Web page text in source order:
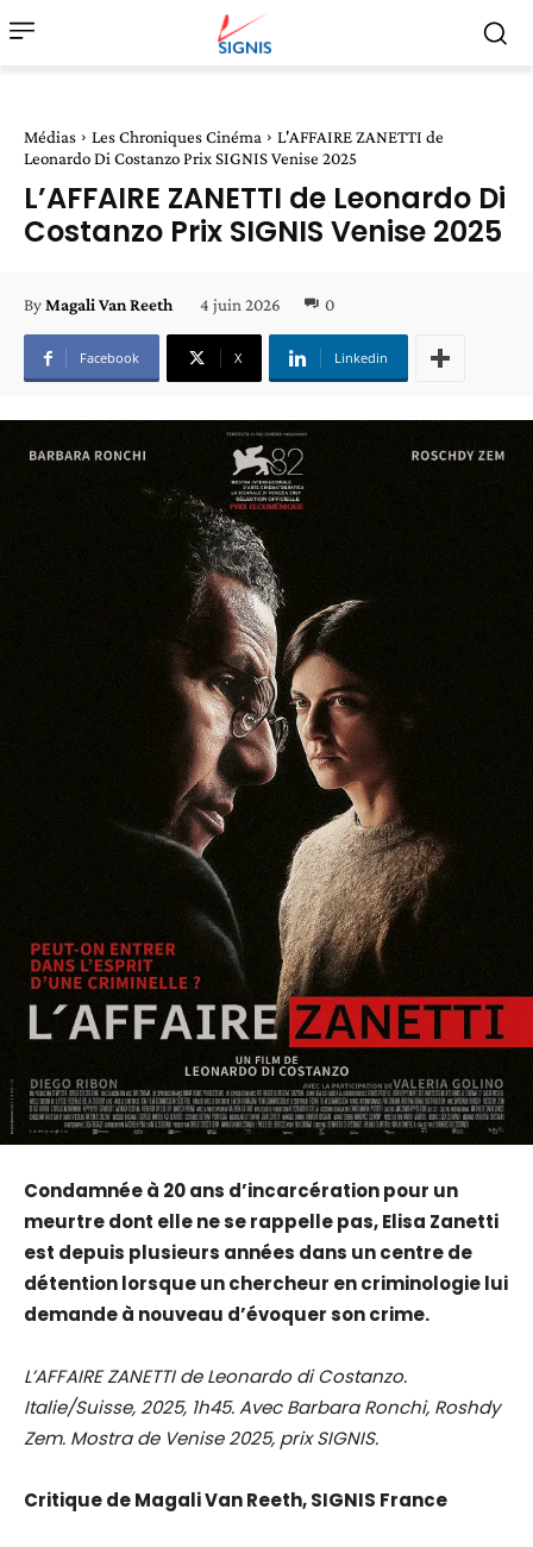
Médias Les Chroniques Cinéma
L'AFFAIRE ZANETTI de
Leonardo Di Costanzo Prix SIGNIS Venise 2025
L’AFFAIRE ZANETTI de Leonardo Di
Costanzo Prix SIGNIS Venise 2025
ByMagali Van Reeth 4 juin 2026 0
Facebook X Linkedin
Condamnée à 20 ans d’incarcération pour un
meurtre dont elle ne se rappelle pas, Elisa Zanetti
est depuis plusieurs années dans un centre de
détention lorsque un chercheur en criminologie lui
demande à nouveau d’évoquer son crime.
L’AFFAIRE ZANETTI de Leonardo di Costanzo.
Italie/Suisse, 2025, 1h45. Avec Barbara Ronchi, Roshdy
Zem. Mostra de Venise 2025, prix SIGNIS.
Critique de Magali Van Reeth, SIGNIS France